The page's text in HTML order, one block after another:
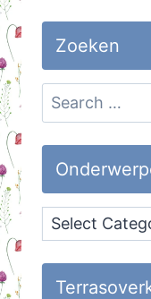
Zoeken
Search
for:
Onderwerpen
op
Huisvlijt